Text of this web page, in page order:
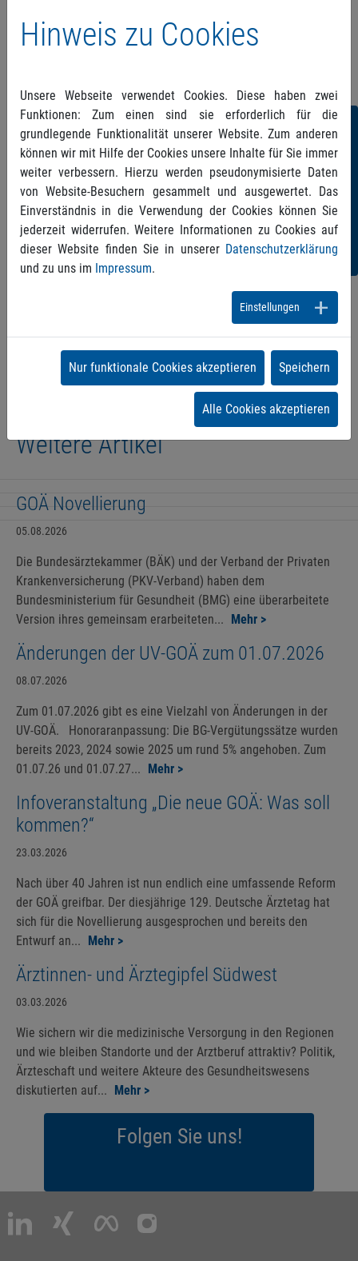
Wenn Sie den kompletten Bericht lesen möchten,
folgen Sie bittediesem Link.
Folgen
Sie
uns!
Weitere Artikel
GOÄ Novellierung
05.08.2026
Die Bundesärztekammer (BÄK) und der Verband der Privaten
Krankenversicherung (PKV-Verband) haben dem
Bundesministerium für Gesundheit (BMG) eine überarbeitete
Version ihres gemeinsam erarbeiteten... Mehr >
Änderungen der UV-GOÄ zum 01.07.2026
08.07.2026
Zum 01.07.2026 gibt es eine Vielzahl von Änderungen in der
UV-GOÄ. Honoraranpassung: Die BG-Vergütungssätze wurden
bereits 2023, 2024 sowie 2025 um rund 5% angehoben. Zum
01.07.26 und 01.07.27... Mehr >
Infoveranstaltung „Die neue GOÄ: Was soll
kommen?“
23.03.2026
Nach über 40 Jahren ist nun endlich eine umfassende Reform
der GOÄ greifbar. Der diesjährige 129. Deutsche Ärztetag hat
sich für die Novellierung ausgesprochen und bereits den
Entwurf an... Mehr >
Ärztinnen- und Ärztegipfel Südwest
03.03.2026
Wie sichern wir die medizinische Versorgung in den Regionen
und wie bleiben Standorte und der Arztberuf attraktiv? Politik,
Ärzteschaft und weitere Akteure des Gesundheitswesens
diskutierten auf... Mehr >
Folgen Sie uns!
Hinweis zu Cookies
Unsere Webseite verwendet Cookies. Diese haben zwei
Funktionen: Zum einen sind sie erforderlich für die
grundlegende Funktionalität unserer Website. Zum anderen
können wir mit Hilfe der Cookies unsere Inhalte für Sie immer
weiter verbessern. Hierzu werden pseudonymisierte Daten
von Website-Besuchern gesammelt und ausgewertet. Das
Einverständnis in die Verwendung der Cookies können Sie
jederzeit widerrufen. Weitere Informationen zu Cookies auf
dieser Website finden Sie in unserer Datenschutzerklärung
und zu uns im Impressum.
Einstellungen
Nur funktionale Cookies akzeptieren Speichern
Alle Cookies akzeptieren